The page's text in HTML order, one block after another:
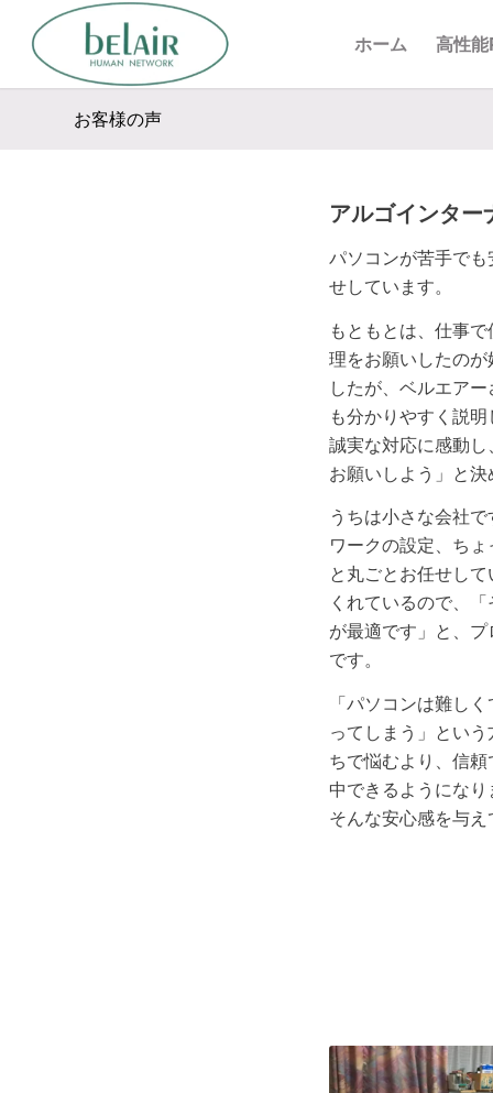
ホーム 高性
お客様の声
アルゴインタ
パソコンが苦手で
せしています。
もともとは、仕事
理をお願いしたの
したが、ベルエア
も分かりやすく説
誠実な対応に感動
お願いしよう」と
うちは小さな会社
ワークの設定、ち
と丸ごとお任せし
くれているので、
が最適です」と、
です。
「パソコンは難し
ってしまう」とい
ちで悩むより、信
中できるようにな
そんな安心感を与